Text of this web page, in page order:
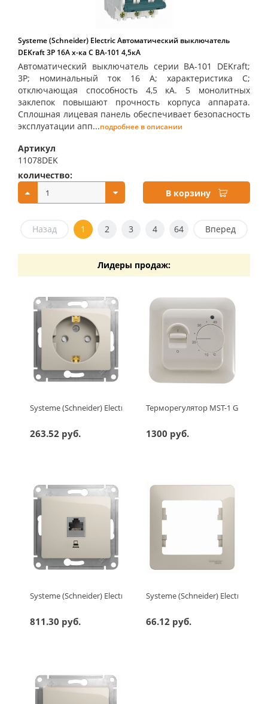
Systeme (Schneider) Electric Автоматический выключатель
DEKraft 3Р 16А х-ка C ВА-101 4,5кА
Автоматический выключатель серии ВА-101 DEKraft;
3P; номинальный ток 16 А; характеристика С;
отключающая способность 4,5 кА. 5 монолитных
заклепок повышают прочность корпуса аппарата.
Сплошная лицевая панель обеспечивает безопасность
эксплуатации апп...подробнее в описании
Артикул
11078DEK
количество:
В корзину
Назад 1 2 3 4 64 Вперед
Лидеры продаж:
Systeme (Schneider) Electric GLOSSA РОЗЕТКА с
263.52 руб.
Терморегулятор MST-1 Grand
1300 руб.
Systeme (Schneider) Electric GLOSSA РОЗЕТКА компьютерная
811.30 руб.
Systeme (Schneider) Electric
66.12 руб.